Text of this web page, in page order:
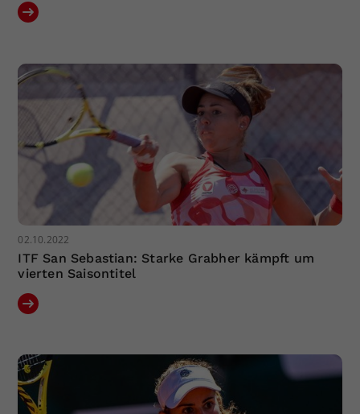
02.10.2022
ITF San Sebastian: Starke Grabher kämpft um
vierten Saisontitel